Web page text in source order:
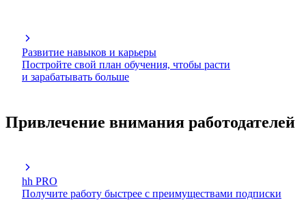
Развитие навыков и карьеры
Постройте свой план обучения, чтобы расти
и зарабатывать больше
Привлечение внимания работодателей
hh PRO
Получите работу быстрее с преимуществами подписки